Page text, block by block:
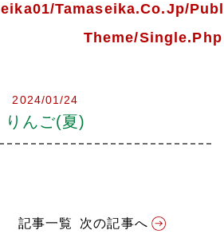
tamaseika.co.jp/
Theme/single.php
2024/01/24
りんご(夏)
記事一覧 次の記事へ